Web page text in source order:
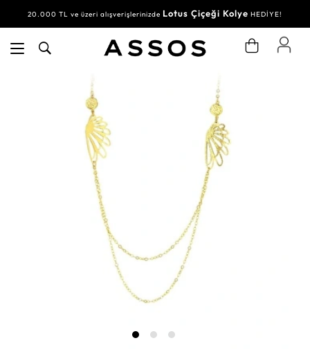
20.000 TL ve üzeri alışverişlerinizde Lotus Çiçeği Kolye HEDİYE!